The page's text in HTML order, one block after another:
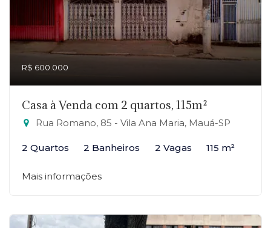
R$ 600.000
Casa à Venda com 2 quartos, 115m²
Rua Romano, 85 - Vila Ana Maria, Mauá-SP
2 Quartos 2 Banheiros 2 Vagas 115 m²
Mais informações